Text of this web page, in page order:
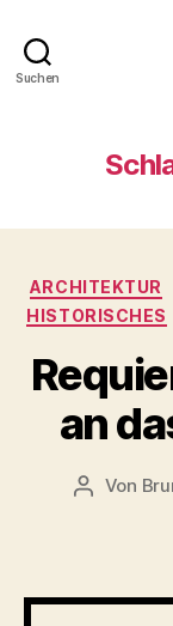
Suchen
ARCHITEKTUR
HISTORISCHES
an
Von